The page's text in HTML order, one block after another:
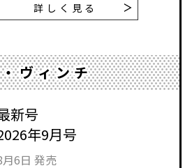
詳しく見る
ヴィンチ
新号
年9月号
6日 発売